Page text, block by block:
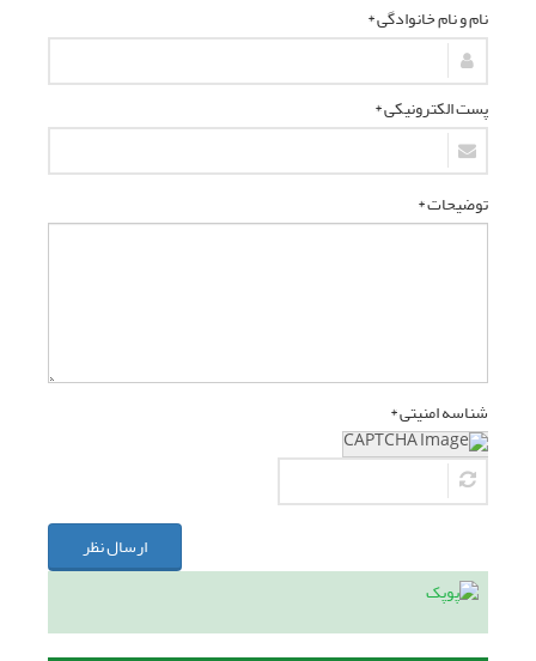
نام و نام خانوادگی *
پست الکترونیکی *
توضیحات *
شناسه امنیتی *
ارسال نظر